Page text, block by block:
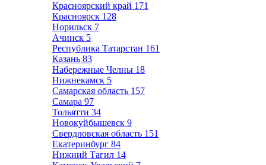
Красноярский край 171
Красноярск 128
Норильск 7
Ачинск 5
Республика Татарстан 161
Казань 83
Набережные Челны 18
Нижнекамск 5
Самарская область 157
Самара 97
Тольятти 34
Новокуйбышевск 9
Свердловская область 151
Екатеринбург 84
Нижний Тагил 14